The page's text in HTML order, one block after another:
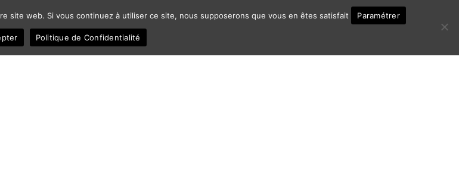
site web. Si vous continuez à utiliser ce site, nous supposerons que vous en êtes satisfait Paramétrer
Politique de Confidentialité